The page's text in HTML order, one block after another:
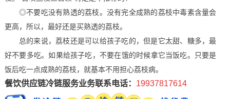
◎不要吃没有熟透的荔枝。没有完全成熟的荔枝中毒素含量会
更高，所以，最好还是买熟透的荔枝。
总的来说，荔枝还是可以给孩子吃的，但是它太甜、糖多，最
好不要多吃。如果给孩子吃，不要在饿的时候拿它当饭吃。只要是
饭后吃一点成熟的荔枝，就基本不用担心荔枝病。
餐饮供应链冷链服务业务联系电话： 19937817614